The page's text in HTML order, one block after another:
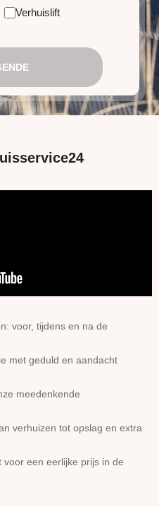
Verhuislift
voor, tijdens en na de
met geduld en aandacht
meedenkende
verhuizen tot opslag en extra
voor een eerlijke prijs in de